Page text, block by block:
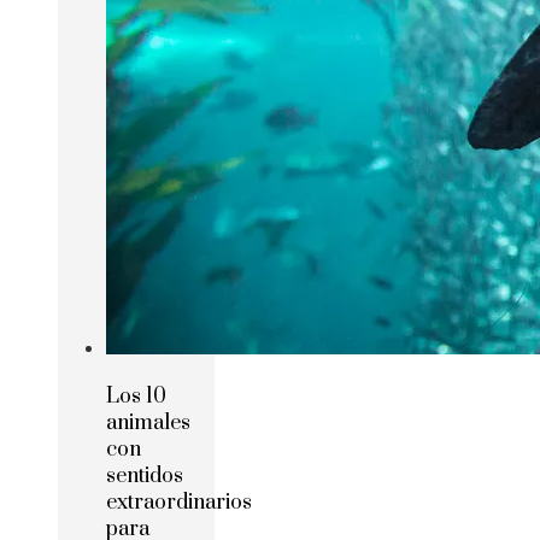
Los 10
animales
con
sentidos
extraordinarios
para